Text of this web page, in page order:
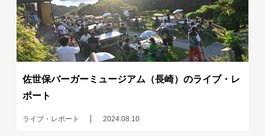
佐世保バーガーミュージアム（長崎）のライブ・レ
ポート
ライブ・レポート 2024.08.10